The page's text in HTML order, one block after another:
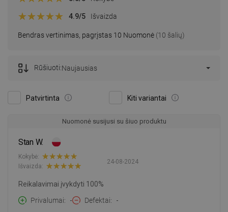
Bendras vertinimas, pagrįstas 10 Nuomonė (10 šalių)
4.9/5 Išvaizda
Patvirtinta Kiti variantai
Rūšiuoti:Naujausias
Nuomonė susijusi su šiuo produktu
Stan W.
24-08-2024
Kokybė:
Išvaizda:
Reikalavimai įvykdyti 100%
Privalumai
- Defektai -